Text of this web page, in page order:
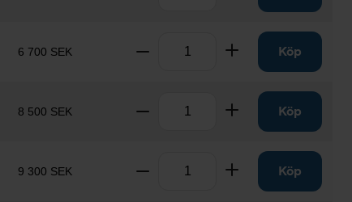
6 700 SEK Ta bort Lägg tillKöp
8 500 SEK Ta bort Lägg tillKöp
9 300 SEK Ta bort Lägg tillKöp